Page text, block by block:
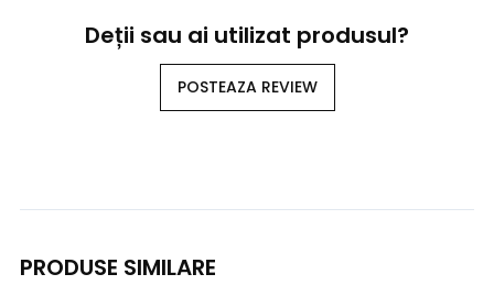
Deții sau ai utilizat produsul?
POSTEAZA REVIEW
PRODUSE SIMILARE